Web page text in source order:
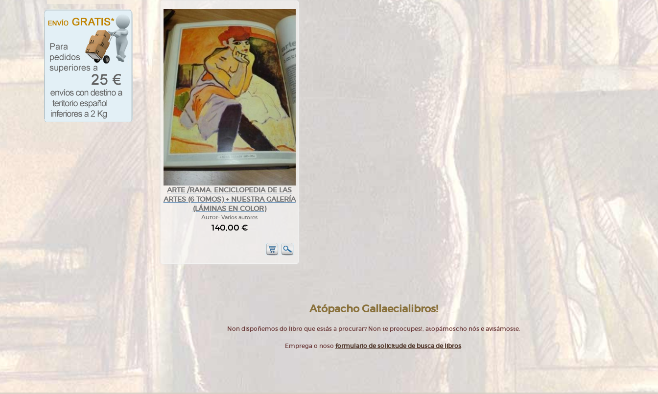
ARTE /RAMA. ENCICLOPEDIA DE LAS
ARTES (6 TOMOS) + NUESTRA GALERÍA
(LÁMINAS EN COLOR)
Autor:Varios autores
140,00 €
Atópacho Gallaecialibros!
Non dispoñemos do libro que estás a procurar? Non te preocupes!, atopámoscho nós e avisámoste.
Emprega o noso formulario de solicitude de busca de libros.